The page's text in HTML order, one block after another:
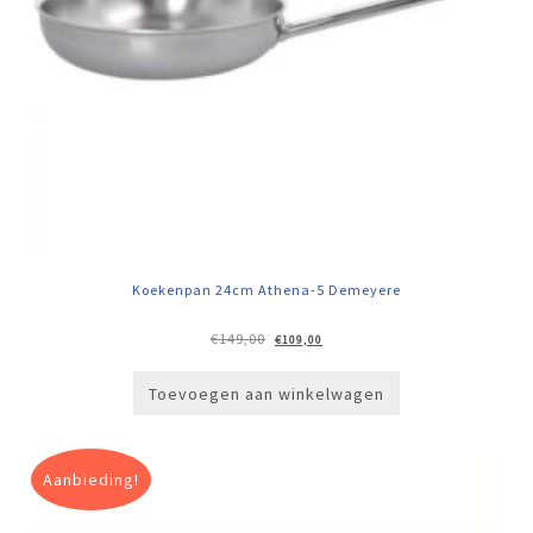
Koekenpan 24cm Athena-5 Demeyere
€149,00
Oorspronkelijke
prijs
€109,00
prijs
Toevoegen aan winkelwagen
Aanbieding!